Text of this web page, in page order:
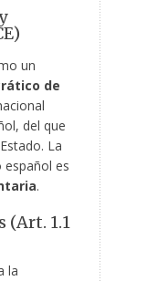
un
de
del que
La
es
.
(Art. 1.1
la